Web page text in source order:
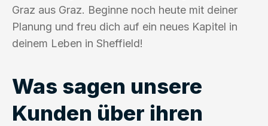
Graz aus Graz. Beginne noch heute mit deiner
Planung und freu dich auf ein neues Kapitel in
deinem Leben in Sheffield!
Was sagen unsere
Kunden über ihren